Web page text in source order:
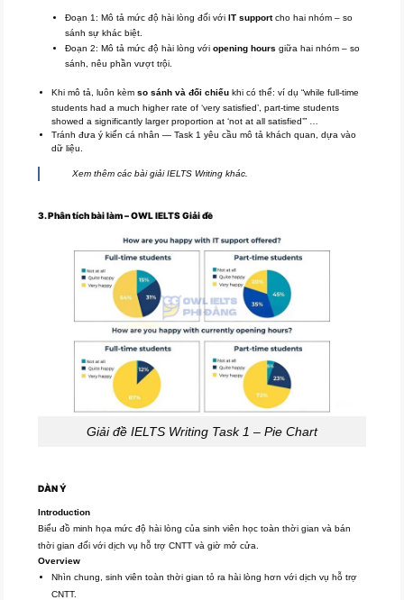
Đoạn 1: Mô tả mức độ hài lòng đối vớiIT supportcho hai nhóm – so
sánh sự khác biệt.
Đoạn 2: Mô tả mức độ hài lòng vớiopening hours giữa hai nhóm – so
sánh, nêu phần vượt trội.
Khi mô tả, luôn kèmso sánh và đối chiếu khi có thể: ví dụ “while full-time
students had a much higher rate of ‘very satisfied’, part-time students
showed a significantly larger proportion at ‘not at all satisfied’” …
Tránh đưa ý kiến cá nhân — Task 1 yêu cầu mô tả khách quan, dựa vào
dữ liệu.
Xem thêm các bài giải IELTS Writing khác.
3. Phân tích bài làm – OWL IELTS Giải đề
Giải đề IELTS Writing Task 1 – Pie Chart
DÀN Ý
Introduction
Biểu đồ minh họa mức độ hài lòng của sinh viên học toàn thời gian và bán
thời gian đối với dịch vụ hỗ trợ CNTT và giờ mở cửa.
Overview
Nhìn chung, sinh viên toàn thời gian tỏ ra hài lòng hơn với dịch vụ hỗ trợ
CNTT.